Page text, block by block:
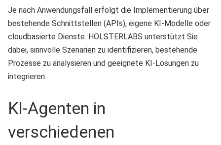
Je nach Anwendungsfall erfolgt die Implementierung über
bestehende Schnittstellen (APIs), eigene KI-Modelle oder
cloudbasierte Dienste. HOLSTERLABS unterstützt Sie
dabei, sinnvolle Szenarien zu identifizieren, bestehende
Prozesse zu analysieren und geeignete KI-Lösungen zu
integrieren.
KI-Agenten in
verschiedenen